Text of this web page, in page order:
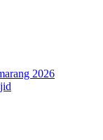
2026